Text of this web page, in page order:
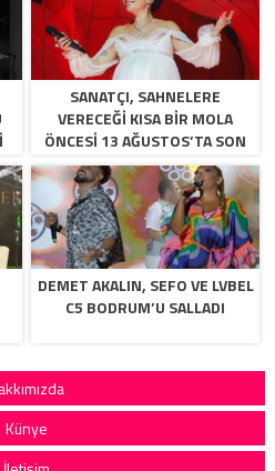
SANATÇI, SAHNELERE
VERECEĞİ KISA BİR MOLA
ÖNCESİ 13 AĞUSTOS’TA SON
KEZ HARBİYE’DE OLACAK!
DEMET AKALIN, SEFO VE LVBEL
C5 BODRUM’U SALLADI
Künye